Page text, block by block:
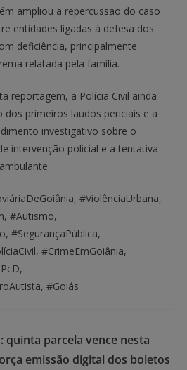
ampliou a repercussão do caso
entidades ligadas à defesa dos
deficiência, principalmente
relatada pela família.
reportagem, a Polícia Civil ainda
dos primeiros laudos periciais e a
investigativo sobre o
intervenção policial e a tentativa
#ViolênciaUrbana,
#Autismo,
#SegurançaPública,
#CrimeEmGoiânia,
#Goiás
quinta parcela vence nesta
emissão digital dos boletos